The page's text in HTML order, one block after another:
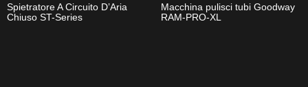
Spietratore A Circuito D’Aria
Chiuso ST-Series
Macchina pulisci tubi Goodway
RAM-PRO-XL